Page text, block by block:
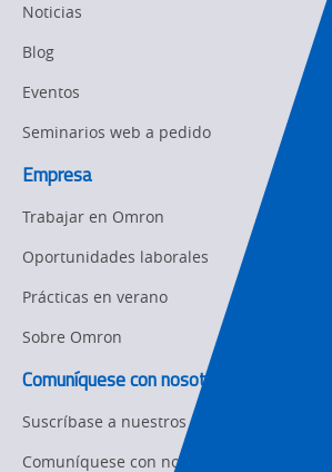
Pricing
Chain/Demand
Noticias
Blog
Eventos
Seminarios web a pedido
Empresa
Trabajar en Omron
Oportunidades laborales
Prácticas en verano
Sobre Omron
Comuníquese con nosotros
Suscríbase a nuestros correos electrónicos
Comuníquese con nosotros